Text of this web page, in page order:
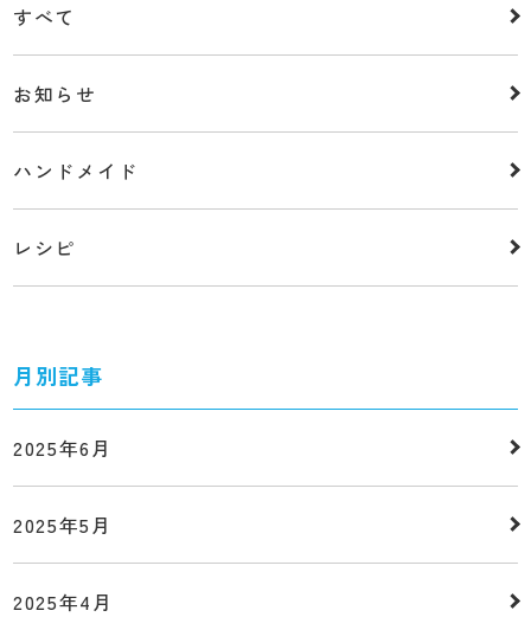
すべて
お知らせ
ハンドメイド
レシピ
月別記事
2025年6月
2025年5月
2025年4月